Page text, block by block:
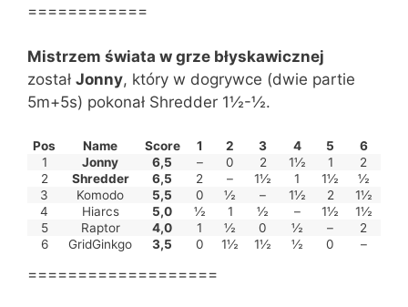
============
Mistrzem świata w grze błyskawicznej
został Jonny, który w dogrywce (dwie partie
5m+5s) pokonał Shredder 1½-½.
Pos Name Score 1 2 3 4 5
6
1
Jonny 6,5 – 0 2 1½ 1
2
2
Shredder 6,5 2 – 1½ 1 1½
½
3
Komodo 5,5 0 ½ – 1½ 2
1½
4
Hiarcs 5,0 ½ 1 ½ – 1½
1½
5
Raptor 4,0 1 ½ 0 ½ –
2
6
GridGinkgo 3,5 0 1½ 1½ ½ 0 –
===================